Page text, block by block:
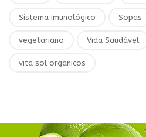
Sistema Imunológico Sopas
vegetariano Vida Saudável
vita sol organicos